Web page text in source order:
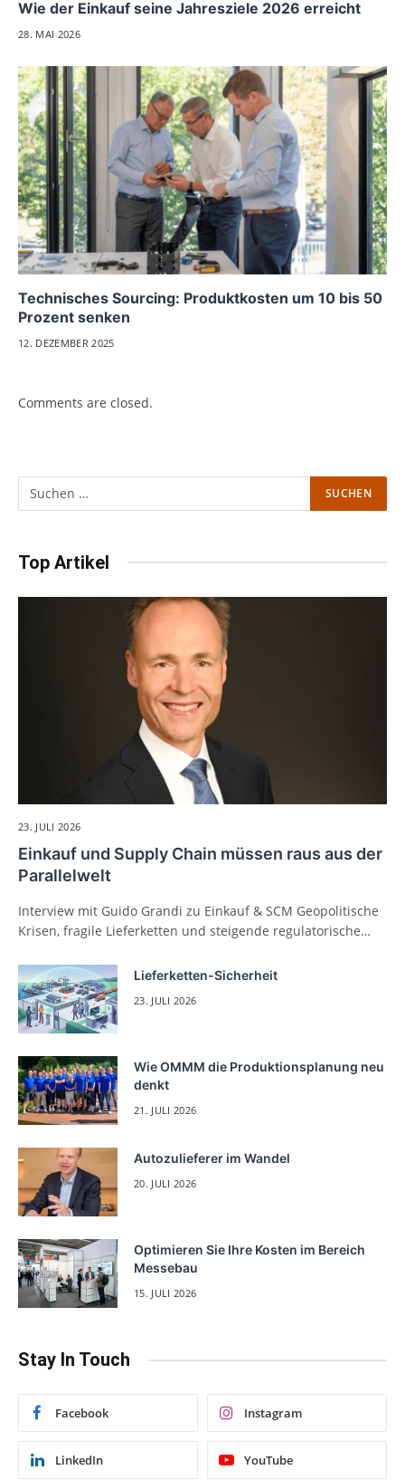
Wie der Einkauf seine Jahresziele 2026 erreicht
28. MAI 2026
Technisches Sourcing: Produktkosten um 10 bis 50
Prozent senken
12. DEZEMBER 2025
Comments are closed.
Top Artikel
23. JULI 2026
Einkauf und Supply Chain müssen raus aus der
Parallelwelt
Interview mit Guido Grandi zu Einkauf & SCM Geopolitische
Krisen, fragile Lieferketten und steigende regulatorische…
Lieferketten-Sicherheit
23. JULI 2026
Wie OMMM die Produktionsplanung neu
denkt
21. JULI 2026
Autozulieferer im Wandel
20. JULI 2026
Optimieren Sie Ihre Kosten im Bereich
Messebau
15. JULI 2026
Stay In Touch
Facebook Instagram
LinkedIn YouTube